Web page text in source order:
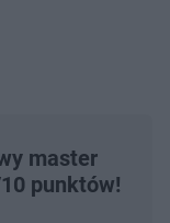
master
punktów!